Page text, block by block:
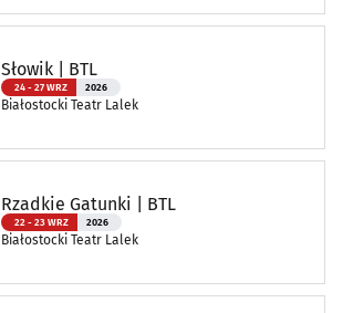
Słowik | BTL
24 - 27 WRZ 2026
Białostocki Teatr Lalek
Rzadkie Gatunki | BTL
22 - 23 WRZ 2026
Białostocki Teatr Lalek